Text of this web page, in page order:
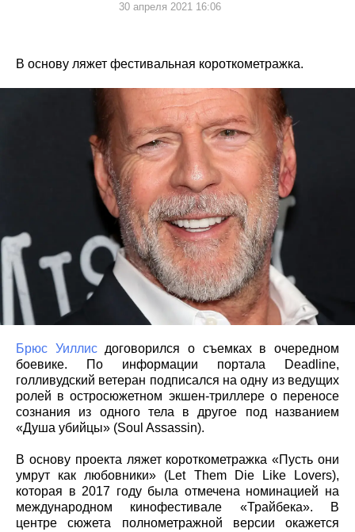
30 апреля 2021 16:06
В основу ляжет фестивальная короткометражка.
Брюс Уиллисдоговорился о съемках в очередном
боевике. По информации портала Deadline,
голливудский ветеран подписался на одну из ведущих
ролей в остросюжетном экшен-триллере о переносе
сознания из одного тела в другое под названием
«Душа убийцы» (Soul Assassin).
В основу проекта ляжет короткометражка «Пусть они
умрут как любовники» (Let Them Die Like Lovers),
которая в 2017 году была отмечена номинацией на
международном кинофестивале «Трайбека». В
центре сюжета полнометражной версии окажется